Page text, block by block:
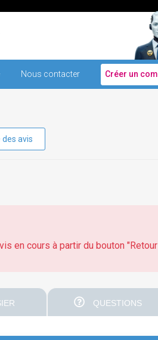
Nous contacter Créer un
des avis
en cours à partir du bouton
QUESTIONS